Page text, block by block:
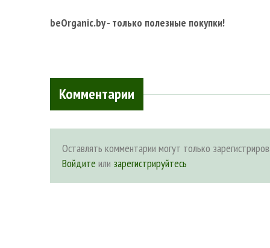
beOrganic.by - только полезные покупки!
Комментарии
Оставлять комментарии могут только
Войдите или зарегистрируйтесь